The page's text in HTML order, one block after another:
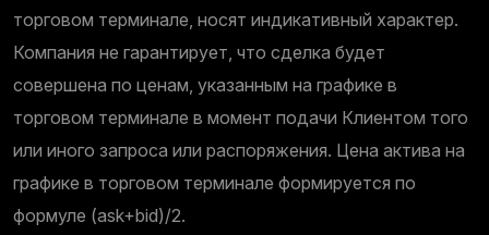
торговом терминале, носят индикативный характер.
Компания не гарантирует, что сделка будет
совершена по ценам, указанным на графике в
торговом терминале в момент подачи Клиентом того
или иного запроса или распоряжения. Цена актива на
графике в торговом терминале формируется по
формуле (ask+bid)/2.